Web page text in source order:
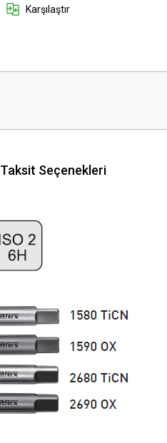
Karşılaştır
Taksit Seçenekleri